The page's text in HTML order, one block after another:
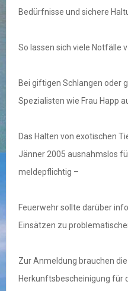
Bedürfnisse und sichere
So lassen sich viele Notfälle
Bei giftigen Schlangen oder
Spezialisten wie Frau Happ
Das Halten von exotischen
Jänner 2005 ausnahmslos
meldepflichtig –
Feuerwehr sollte darüber
Einsätzen zu
Zur Anmeldung brauchen
Herkunftsbescheinigung für